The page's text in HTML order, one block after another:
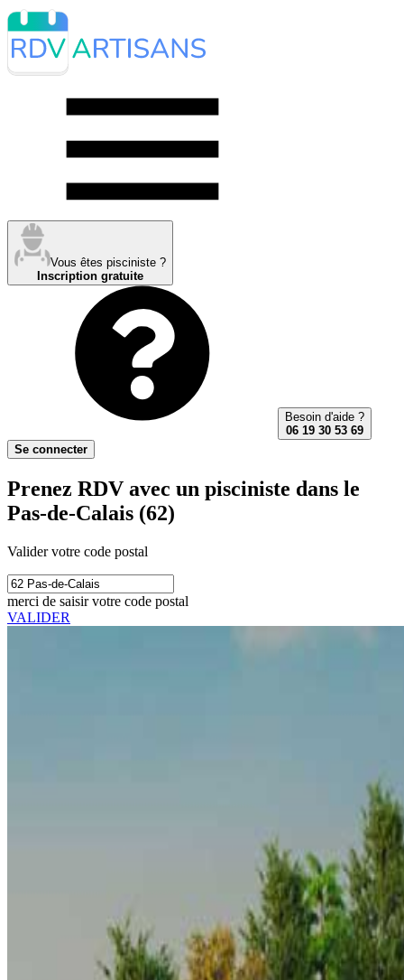
Vous êtes pisciniste ?
Inscription gratuite
Besoin d'aide ?
06 19 30 53 69
Se connecter
Prenez RDV avec un pisciniste dans le
Pas-de-Calais (62)
Valider votre code postal
merci de saisir votre code postal
VALIDER